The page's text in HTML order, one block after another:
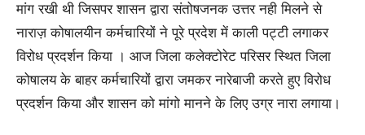
मांग रखी थी जिसपर शासन द्वारा संतोषजनक उत्तर नही मिलने से
नाराज़ कोषालयीन कर्मचारियों ने पूरे प्रदेश में काली पट्टी लगाकर
विरोध प्रदर्शन किया । आज जिला कलेक्टोरेट परिसर स्थित जिला
कोषालय के बाहर कर्मचारियों द्वारा जमकर नारेबाजी करते हुए विरोध
प्रदर्शन किया और शासन को मांगो मानने के लिए उग्र नारा लगाया।